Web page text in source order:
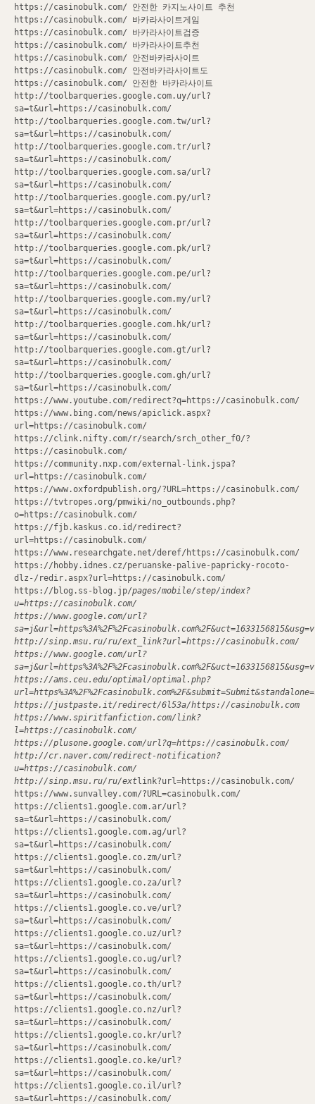
https://casinobulk.com/ 안전한 카지노사이트 추천
https://casinobulk.com/ 바카라사이트게임
https://casinobulk.com/ 바카라사이트검증
https://casinobulk.com/ 바카라사이트추천
https://casinobulk.com/ 안전바카라사이트
https://casinobulk.com/ 안전바카라사이트도
https://casinobulk.com/ 안전한 바카라사이트
http://toolbarqueries.google.com.uy/url?
sa=t&url=https://casinobulk.com/
http://toolbarqueries.google.com.tw/url?
sa=t&url=https://casinobulk.com/
http://toolbarqueries.google.com.tr/url?
sa=t&url=https://casinobulk.com/
http://toolbarqueries.google.com.sa/url?
sa=t&url=https://casinobulk.com/
http://toolbarqueries.google.com.py/url?
sa=t&url=https://casinobulk.com/
http://toolbarqueries.google.com.pr/url?
sa=t&url=https://casinobulk.com/
http://toolbarqueries.google.com.pk/url?
sa=t&url=https://casinobulk.com/
http://toolbarqueries.google.com.pe/url?
sa=t&url=https://casinobulk.com/
http://toolbarqueries.google.com.my/url?
sa=t&url=https://casinobulk.com/
http://toolbarqueries.google.com.hk/url?
sa=t&url=https://casinobulk.com/
http://toolbarqueries.google.com.gt/url?
sa=t&url=https://casinobulk.com/
http://toolbarqueries.google.com.gh/url?
sa=t&url=https://casinobulk.com/
https://www.youtube.com/redirect?q=https://casinobulk.com/
https://www.bing.com/news/apiclick.aspx?
url=https://casinobulk.com/
https://clink.nifty.com/r/search/srch_other_f0/?
https://casinobulk.com/
https://community.nxp.com/external-link.jspa?
url=https://casinobulk.com/
https://www.oxfordpublish.org/?URL=https://casinobulk.com/
https://tvtropes.org/pmwiki/no_outbounds.php?
o=https://casinobulk.com/
https://fjb.kaskus.co.id/redirect?
url=https://casinobulk.com/
https://www.researchgate.net/deref/https://casinobulk.com/
https://hobby.idnes.cz/peruanske-palive-papricky-rocoto-
dlz-/redir.aspx?url=https://casinobulk.com/
https://blog.ss-blog.jp/pages/mobile/step/index?
u=https://casinobulk.com/
https://www.google.com/url?
http://sinp.msu.ru/ru/ext_link?url=https://casinobulk.com/
https://www.google.com/url?
https://ams.ceu.edu/optimal/optimal.php?
https://justpaste.it/redirect/6l53a/https://casinobulk.com
https://www.spiritfanfiction.com/link?
l=https://casinobulk.com/
https://plusone.google.com/url?q=https://casinobulk.com/
http://cr.naver.com/redirect-notification?
u=https://casinobulk.com/
http://sinp.msu.ru/ru/extlink?url=https://casinobulk.com/
https://www.sunvalley.com/?URL=casinobulk.com/
https://clients1.google.com.ar/url?
sa=t&url=https://casinobulk.com/
https://clients1.google.com.ag/url?
sa=t&url=https://casinobulk.com/
https://clients1.google.co.zm/url?
sa=t&url=https://casinobulk.com/
https://clients1.google.co.za/url?
sa=t&url=https://casinobulk.com/
https://clients1.google.co.ve/url?
sa=t&url=https://casinobulk.com/
https://clients1.google.co.uz/url?
sa=t&url=https://casinobulk.com/
https://clients1.google.co.ug/url?
sa=t&url=https://casinobulk.com/
https://clients1.google.co.th/url?
sa=t&url=https://casinobulk.com/
https://clients1.google.co.nz/url?
sa=t&url=https://casinobulk.com/
https://clients1.google.co.kr/url?
sa=t&url=https://casinobulk.com/
https://clients1.google.co.ke/url?
sa=t&url=https://casinobulk.com/
https://clients1.google.co.il/url?
sa=t&url=https://casinobulk.com/